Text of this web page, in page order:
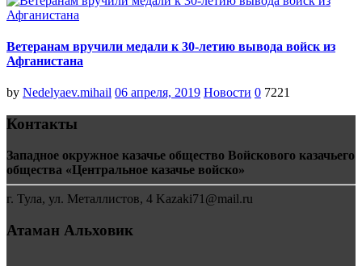
Ветеранам вручили медали к 30-летию вывода войск из
Афганистана
by Nedelyaev.mihail 06 апреля, 2019 Новости 0 7221
Контакты
Западное окружное казачье общество Войскового казачьего
общества «Центральное казачье войско»
г. Тула, ул. Металлистов, 4 Kazaki71@mail.ru
Атаман Альховик